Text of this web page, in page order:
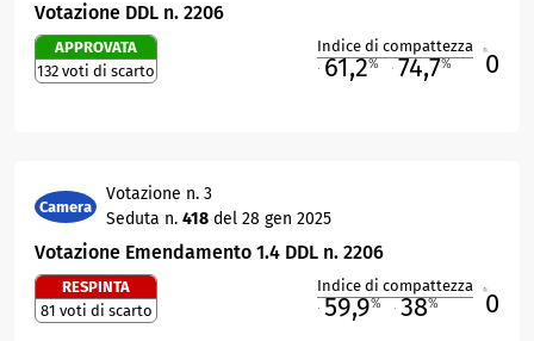
Votazione DDL n. 2206
APPROVATA
132 voti di scarto
Indice di compattezza
61,2% 74,7% 0
Camera
Votazione n. 3
Seduta n. 418 del 28 gen 2025
Votazione Emendamento 1.4 DDL n. 2206
RESPINTA
81 voti di scarto
Indice di compattezza
59,9% 38% 0